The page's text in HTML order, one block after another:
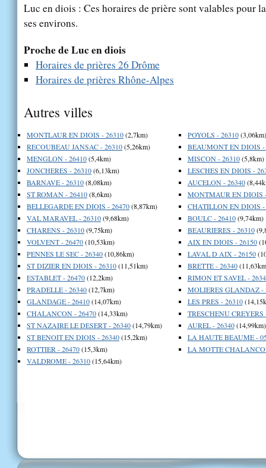
Luc en diois : Ces horaires de prière sont valables pour
ses environs.
Proche de Luc en diois
Horaires de prières 26 Drôme
Horaires de prières Rhône-Alpes
Autres villes
MONTLAUR EN DIOIS - 26310(2,7km)
RECOUBEAU JANSAC - 26310(5,26km)
MENGLON - 26410(5,4km)
JONCHERES - 26310(6,13km)
BARNAVE - 26310(8,08km)
ST ROMAN - 26410(8,6km)
BELLEGARDE EN DIOIS - 26470(8,87km)
VAL MARAVEL - 26310(9,68km)
CHARENS - 26310(9,75km)
VOLVENT - 26470(10,53km)
PENNES LE SEC - 26340(10,86km)
ST DIZIER EN DIOIS - 26310(11,51km)
ESTABLET - 26470(12,2km)
PRADELLE - 26340(12,7km)
GLANDAGE - 26410(14,07km)
CHALANCON - 26470(14,33km)
ST NAZAIRE LE DESERT - 26340(14,79km)
ST BENOIT EN DIOIS - 26340(15,2km)
ROTTIER - 26470(15,3km)
VALDROME - 26310(15,64km)
POYOLS - 26310(3,06km)
BEAUMONT EN DIOIS -
MISCON - 26310(5,8km)
LESCHES EN DIOIS -
AUCELON - 26340
MONTMAUR EN DIOIS
CHATILLON EN DIOIS -
BOULC - 26410(9,74km)
BEAURIERES - 26310
AIX EN DIOIS - 26150
LAVAL D AIX - 26150
BRETTE - 26340
RIMON ET SAVEL -
MOLIERES GLANDAZ -
LES PRES - 26310
TRESCHENU CREYERS
AUREL - 26340(14,99km)
LA HAUTE BEAUME -
LA MOTTE